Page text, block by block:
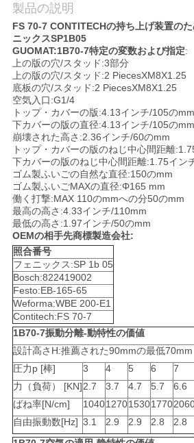
連
絡
し
な
さ
い
引
用
を
要
求
し
な
さ
い
製品の説明
FS 70-7 CONTITECHの持ち上げ装置の
ニックスSP1B05
GUOMAT:1B70-7特定の変数および指定:
上の版の穴/スタッド:3部分
上の版の穴/スタッド:2 PiecesXM8X1.25
底板の穴/スタッド:2 PiecesXM8X1.25
空気入口:G1/4
トップ・カバーの版:4.13インチ/105のmm
下カバーの版の直径:4.13インチ/105のmm
崩壊された高さ:2.36インチ/60のmm
トップ・カバーの版のねじ中心間距離
下カバーの版のねじ中心間距離:1.75イン
ゴム製ふいごの自然な直径:150のmm
ゴム製ふいごMAXの直径:Φ165 mm
働く打撃:MAX 110のmmへの分50のmm
最高の高さ:4.33インチ/110mm
最低の高さ:1.97インチ/50のmm
OEMの相手先商標製造会社:
照合番号
フェニックス:SP 1b 05
Bosch:822419002
Festo:EB-165-65
Weforma:WBE 200-E1
Contitech:FS 70-7
1B70-7振動分離-動特性の価値
設計高さH:推薦された90mmの最低70mm
圧力p [棒]
3 4 5 6 7
力（負荷） [KN]2.7 3.7 4.7 5.7 6.6
ばね率[N/cm]
1040127015301770
自由振動数[Hz] 3.1 2.9 2.9 2.8 2.8